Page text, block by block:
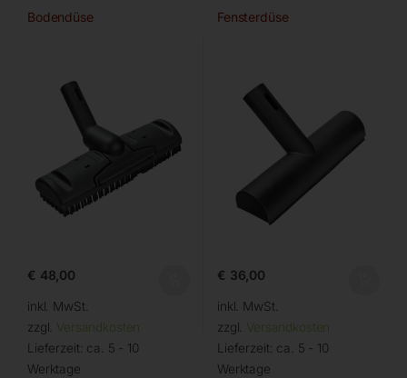
Bodendüse
€ 48,00
inkl. MwSt.
zzgl. Versandkosten
Lieferzeit: ca. 5 - 10
Werktage
Fensterdüse
€ 36,00
inkl. MwSt.
zzgl. Versandkosten
Lieferzeit: ca. 5 - 10
Werktage